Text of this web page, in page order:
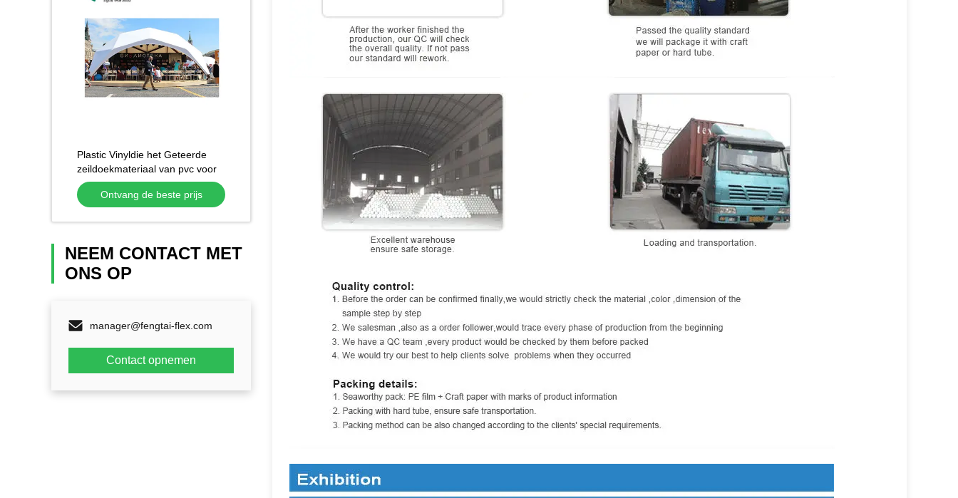
Plastic Vinyldie het Geteerde
zeildoekmateriaal van pvc voor
Vrachtwagendekking wordt
aangepastOntvang de beste prijs
NEEM CONTACT MET
ONS OP
manager@fengtai-flex.com
Contact opnemen